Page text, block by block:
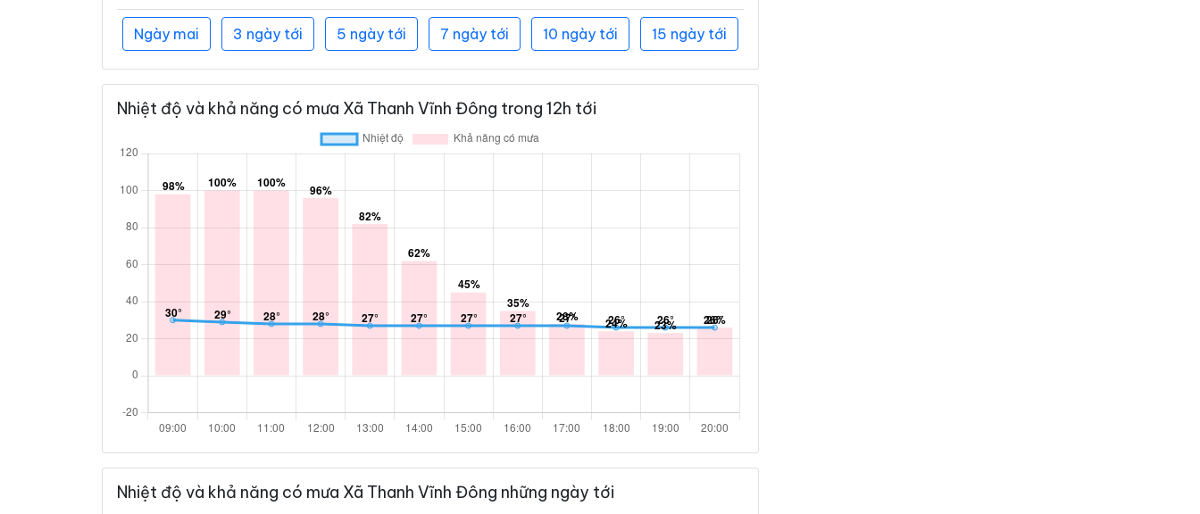
Ngày mai 3 ngày tới 5 ngày tới 7 ngày tới 10 ngày tới 15 ngày tới
Nhiệt độ và khả năng có mưa Xã Thanh Vĩnh Đông trong 12h tới
Nhiệt độ và khả năng có mưa Xã Thanh Vĩnh Đông những ngày tới